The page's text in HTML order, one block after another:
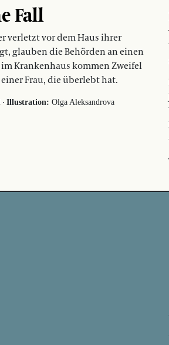
Fall
verletzt vor dem Haus ihrer
glauben die Behörden an einen
Krankenhaus kommen Zweifel
Frau, die überlebt hat.
· Illustration: Olga Aleksandrova